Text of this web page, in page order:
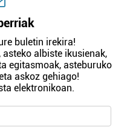
buletin irekira!
albiste ikusienak,
egitasmoak, asteburuko
askoz gehiago!
elektronikoan.